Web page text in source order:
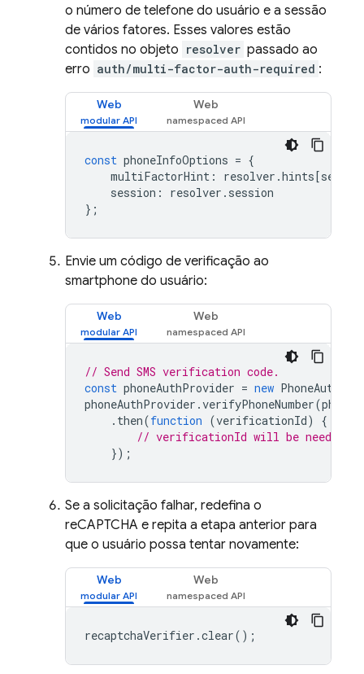
o número de telefone do usuário e a sessão
de vários fatores. Esses valores estão
contidos no objeto resolver passado ao
erro auth/multi-factor-auth-required :
Web Web
const phoneInfoOptions = {
multiFactorHint : resolver .hints[
session : resolver . session
};
Envie um código de verificação ao
smartphone do usuário:
Web Web
// Send SMS verification code.
const phoneAuthProvider = new
phoneAuthProvider .verifyPhoneNumber(
. then(function (verificationId)
{
// verificationId will be needed
});
Se a solicitação falhar, redefina o
reCAPTCHA e repita a etapa anterior para
que o usuário possa tentar novamente:
Web Web
recaptchaVerifier .clear();